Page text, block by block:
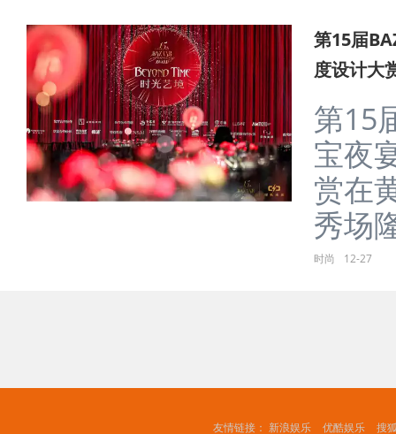
第15届
度设计大
第15
宝夜
赏在
秀场
时尚 12-27
友情链接： 新浪娱乐 优酷娱乐 搜